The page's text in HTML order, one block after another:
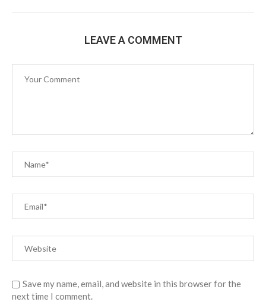
LEAVE A COMMENT
Save my name, email, and website in this browser for the
next time I comment.